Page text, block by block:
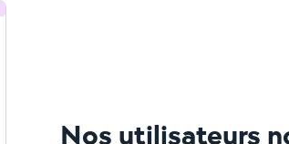
Nos utilisateurs